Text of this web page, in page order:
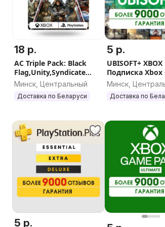
• Чтобы добавить в избранное -
информацией о продавце, внизу
18 р.
AC Triple Pack: Black
Flag,Unity,Syndicate
Xbox/PS
Минск, Центральный
Доставка по Беларуси
5 р.
UBISOFT+ XBOX
Подписка Xbox
Black Flag
Минск,
Доставка по
5 р.